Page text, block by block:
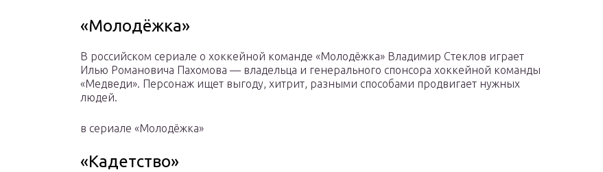
«Молодёжка»
В российском сериале о хоккейной команде «Молодёжка» Владимир Стеклов играет
Илью Романовича Пахомова — владельца и генерального спонсора хоккейной команды
«Медведи». Персонаж ищет выгоду, хитрит, разными способами продвигает нужных
людей.
в сериале «Молодёжка»
«Кадетство»